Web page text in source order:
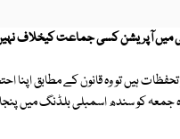
میں آپریشن کسی جماعت کیخلاف نہیں
ہیں تو وہ قانون کے مطابق اپنا
وہ جمعہ کو سندھ اسمبلی بلڈنگ میں